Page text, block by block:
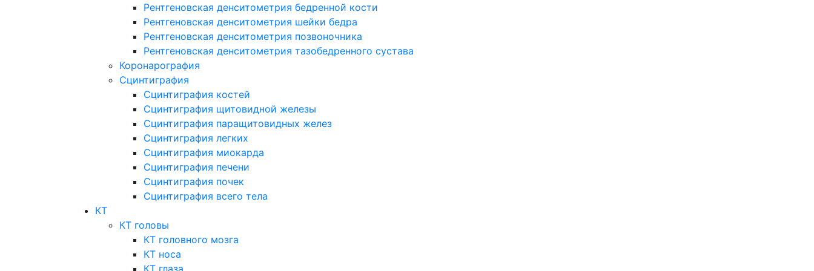
Рентгеновская денситометрия бедренной кости
Рентгеновская денситометрия шейки бедра
Рентгеновская денситометрия позвоночника
Рентгеновская денситометрия тазобедренного сустава
Коронарография
Сцинтиграфия
Сцинтиграфия костей
Сцинтиграфия щитовидной железы
Сцинтиграфия паращитовидных желез
Сцинтиграфия легких
Сцинтиграфия миокарда
Сцинтиграфия печени
Сцинтиграфия почек
Сцинтиграфия всего тела
КТ
КТ головы
КТ головного мозга
КТ носа
КТ глаза